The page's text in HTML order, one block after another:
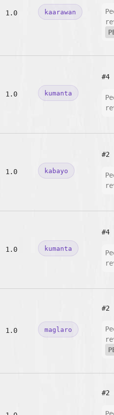
1.0 kaarawan
1.0 kumanta
#4
1.0 kabayo
#2
1.0 kumanta
#4
1.0 maglaro
#2
#2